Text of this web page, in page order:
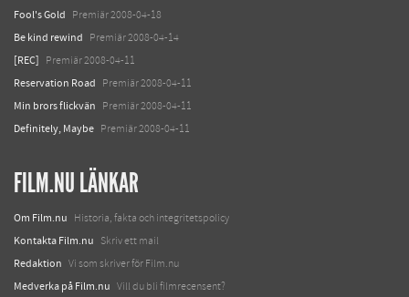
Fool's Gold Premiär 2008-04-18
Be kind rewind Premiär 2008-04-14
[REC] Premiär 2008-04-11
Reservation Road Premiär 2008-04-11
Min brors flickvän Premiär 2008-04-11
Definitely, Maybe Premiär 2008-04-11
FILM.NU LÄNKAR
Om Film.nu Historia, fakta och integritetspolicy
Kontakta Film.nu Skriv ett mail
Redaktion Vi som skriver för Film.nu
Medverka på Film.nu Vill du bli filmrecensent?